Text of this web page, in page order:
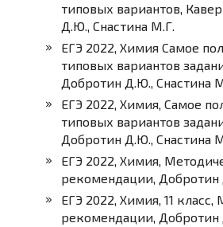
типовых вариантов,
Д.Ю., Снастина М.Г.
ЕГЭ 2022, Химия Самое
типовых вариантов
Добротин Д.Ю., Снастина
ЕГЭ 2022, Химия, Самое
типовых вариантов
Добротин Д.Ю., Снастина
ЕГЭ 2022, Химия,
рекомендации,
ЕГЭ 2022, Химия, 11
рекомендации, Добротин